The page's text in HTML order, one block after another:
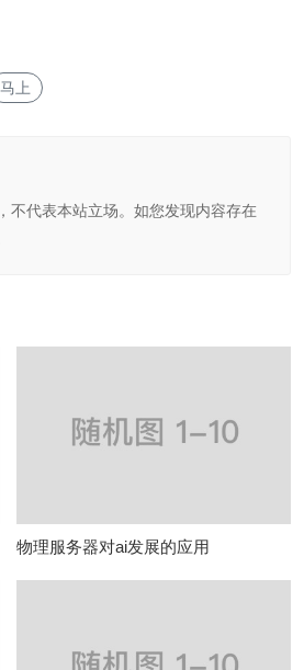
马上
不代表本站立场。如您发现内容存在
物理服务器对ai发展的应用